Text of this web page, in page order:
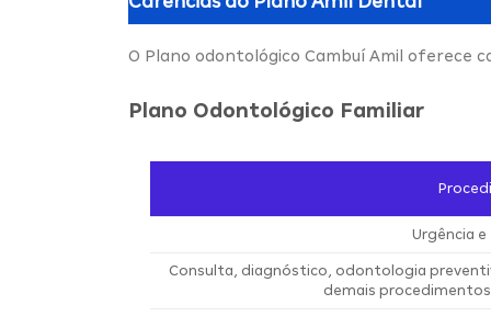
O Plano odontológico Cambuí Amil oferece
Plano Odontológico Familiar
Urgência
Consulta, diagnóstico, odontologia
demais